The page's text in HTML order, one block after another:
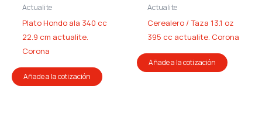
Actualite
Plato Hondo ala 340 cc
22.9 cm actualite.
Corona
Añade a la cotización
Actualite
Cerealero / Taza 13.1 oz
395 cc actualite. Corona
Añade a la cotización